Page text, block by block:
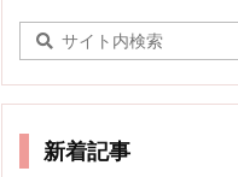
新着記事